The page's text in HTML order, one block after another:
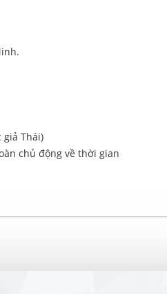
giả Thái)
chủ động về thời gian